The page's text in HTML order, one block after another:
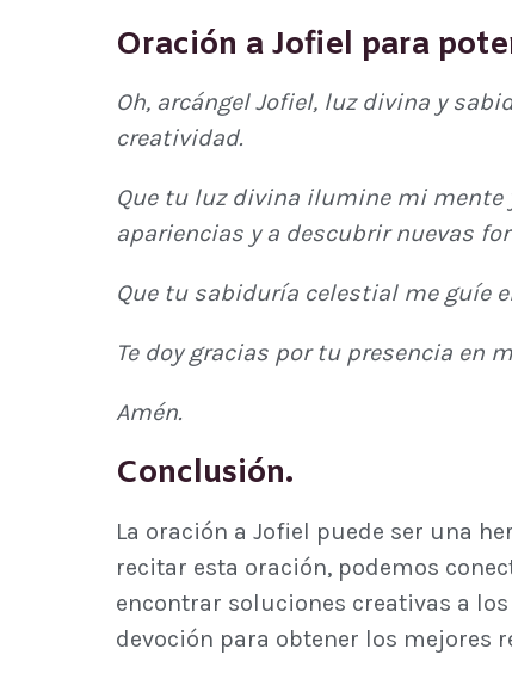
Oración a Jofiel para
Oh, arcángel Jofiel, luz divina y
creatividad.
Que tu luz divina ilumine mi mente
apariencias y a descubrir nuevas
Que tu sabiduría celestial me guíe
Te doy gracias por tu presencia en
Amén.
Conclusión.
La oración a Jofiel puede ser una
recitar esta oración, podemos
encontrar soluciones creativas a
devoción para obtener los mejores